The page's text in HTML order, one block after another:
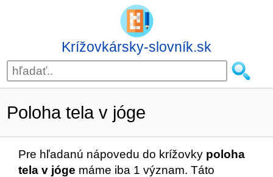
Krížovkársky-slovník.sk
Poloha tela v jóge
Pre hľadanú nápovedu do krížovky poloha
tela v jóge máme iba 1 význam. Táto